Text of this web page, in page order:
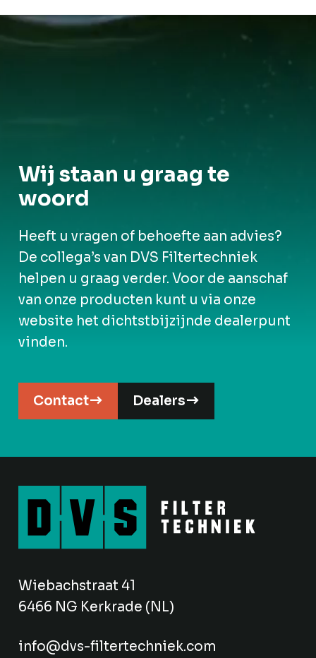
Wij staan u graag te
woord
Heeft u vragen of behoefte aan advies?
De collega’s van DVS Filtertechniek
helpen u graag verder. Voor de aanschaf
van onze producten kunt u via onze
website het dichtstbijzijnde dealerpunt
vinden.
Contact Dealers
Wiebachstraat 41
6466 NG Kerkrade (NL)
info@dvs-filtertechniek.com